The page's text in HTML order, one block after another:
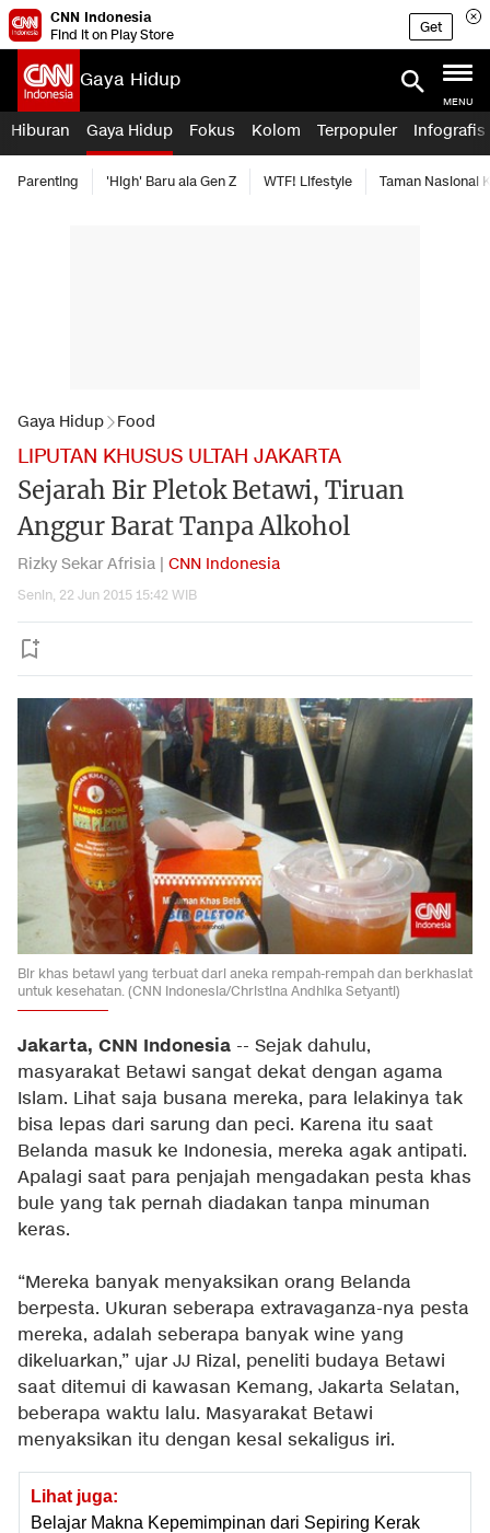
CNN Indonesia
Find it on Play Store
Get
Gaya Hidup
MENU
Hiburan Gaya Hidup Fokus Kolom Terpopuler Infografis
Parenting 'High' Baru ala Gen Z WTF! Lifestyle Taman Nasional
Gaya Hidup Food
LIPUTAN KHUSUS ULTAH JAKARTA
Sejarah Bir Pletok Betawi, Tiruan
Anggur Barat Tanpa Alkohol
Rizky Sekar Afrisia | CNN Indonesia
Senin, 22 Jun 2015 15:42 WIB
Bir khas betawi yang terbuat dari aneka rempah-rempah dan berkhasiat
untuk kesehatan. (CNN Indonesia/Christina Andhika Setyanti)
Jakarta, CNN Indonesia -- Sejak dahulu,
masyarakat Betawi sangat dekat dengan agama
Islam. Lihat saja busana mereka, para lelakinya tak
bisa lepas dari sarung dan peci. Karena itu saat
Belanda masuk ke Indonesia, mereka agak antipati.
Apalagi saat para penjajah mengadakan pesta khas
bule yang tak pernah diadakan tanpa minuman
keras.
“Mereka banyak menyaksikan orang Belanda
berpesta. Ukuran seberapa extravaganza-nya pesta
mereka, adalah seberapa banyak wine yang
dikeluarkan,” ujar JJ Rizal, peneliti budaya Betawi
saat ditemui di kawasan Kemang, Jakarta Selatan,
beberapa waktu lalu. Masyarakat Betawi
menyaksikan itu dengan kesal sekaligus iri.
Lihat juga:
Belajar Makna Kepemimpinan dari Sepiring Kerak